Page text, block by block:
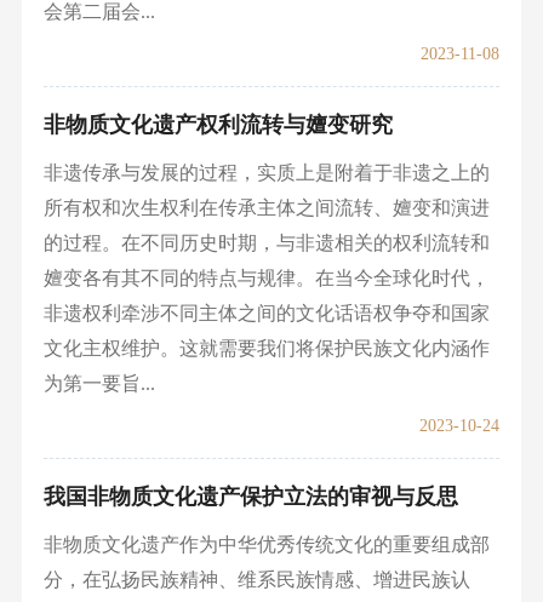
会第二届会...
2023-11-08
非物质文化遗产权利流转与嬗变研究
非遗传承与发展的过程，实质上是附着于非遗之上的
所有权和次生权利在传承主体之间流转、嬗变和演进
的过程。在不同历史时期，与非遗相关的权利流转和
嬗变各有其不同的特点与规律。在当今全球化时代，
非遗权利牵涉不同主体之间的文化话语权争夺和国家
文化主权维护。这就需要我们将保护民族文化内涵作
为第一要旨...
2023-10-24
我国非物质文化遗产保护立法的审视与反思
非物质文化遗产作为中华优秀传统文化的重要组成部
分，在弘扬民族精神、维系民族情感、增进民族认